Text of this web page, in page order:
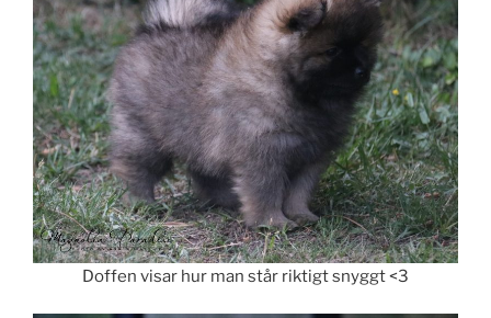
Doffen visar hur man står riktigt snyggt <3